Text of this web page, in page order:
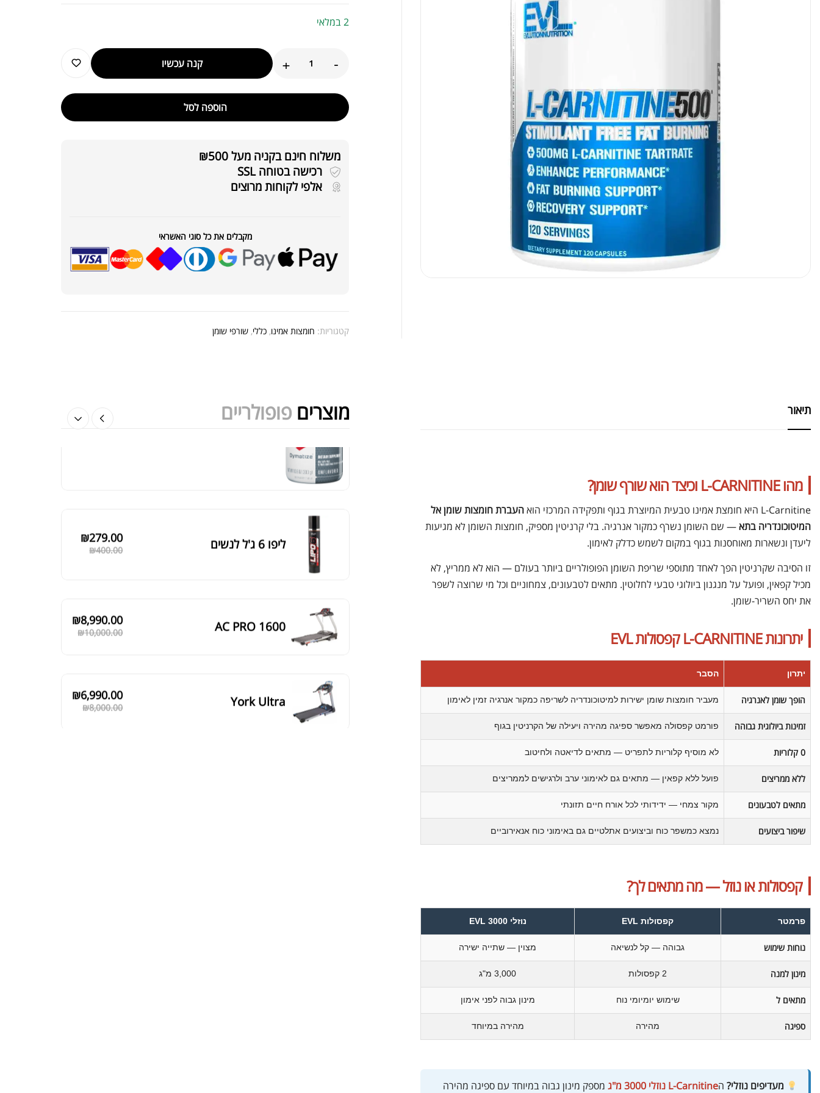
2 במלאי
-
+ קנה עכשיו
הוספה לסל
משלוח חינם בקניה מעל ₪500
רכישה בטוחה SSL
אלפי לקוחות מרוצים
מקבלים את כל סוגי האשראי
קטגוריות: חומצות אמינו, כללי, שורפי שומן
תיאור
מהו L-CARNITINE וכיצד הוא שורף שומן?
L-Carnitine היא חומצת אמינו טבעית המיוצרת בגוף ותפקידה המרכזי הוא
העברת חומצות שומן אל
המיטוכונדריה בתא— שם השומן נשרף כמקור אנרגיה. בלי קרניטין מספיק, חומצות השומן לא מגיעות
ליעדן ונשארות מאוחסנות בגוף במקום לשמש כדלק לאימון.
זו הסיבה שקרניטין הפך לאחד מתוספי שריפת השומן הפופולריים ביותר בעולם — הוא לא ממריץ, לא
מכיל קפאין, ופועל על מנגנון ביולוגי טבעי לחלוטין. מתאים לטבעונים, צמחוניים וכל מי שרוצה לשפר
את יחס השריר-שומן.
יתרונות L-CARNITINE קפסולות EVL
יתרון הסבר
הופך שומן לאנרגיה מעביר חומצות שומן ישירות למיטוכונדריה לשריפה כמקור אנרגיה זמין לאימון
זמינות ביולוגית גבוהה פורמט קפסולה מאפשר ספיגה מהירה ויעילה של הקרניטין בגוף
0 קלוריות לא מוסיף קלוריות לתפריט — מתאים לדיאטה ולחיטוב
ללא ממריצים פועל ללא קפאין — מתאים גם לאימוני ערב ולרגישים לממריצים
מתאים לטבעונים מקור צמחי — ידידותי לכל אורח חיים תזונתי
שיפור ביצועים נמצא כמשפר כוח וביצועים אתלטיים גם באימוני כוח אנאירוביים
קפסולות או נוזל — מה מתאים לך?
פרמטר קפסולות EVL נוזלי EVL 3000
נוחות שימוש גבוהה — קל לנשיאה מצוין — שתייה ישירה
מינון למנה 2 קפסולות 3,000 מ"ג
מתאים ל שימוש יומיומי נוח מינון גבוה לפני אימון
ספיגה מהירה מהירה במיוחד
מעדיפים נוזלי? הL-Carnitine נוזלי 3000 מ"ג מספק מינון גבוה במיוחד עם ספיגה מהירה
מוצרים פופולריים
מציג 469–474 מתוך 524 תוצאות
סידור ברירת מחדל
York Ultra
York Legacy
₪6,200.00
₪5,889.00
'+York Excel
169.00
ליפו 6 ג'ל לנשים ₪400.00
₪279.00
AC PRO 1600
₪10,000.00
₪8,990.00
York Ultra
₪8,000.00
₪6,990.00